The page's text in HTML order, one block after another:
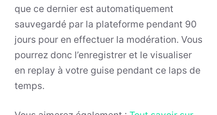
que ce dernier est automatiquement
sauvegardé par la plateforme pendant 90
jours pour en effectuer la modération. Vous
pourrez donc l’enregistrer et le visualiser
en replay à votre guise pendant ce laps de
temps.